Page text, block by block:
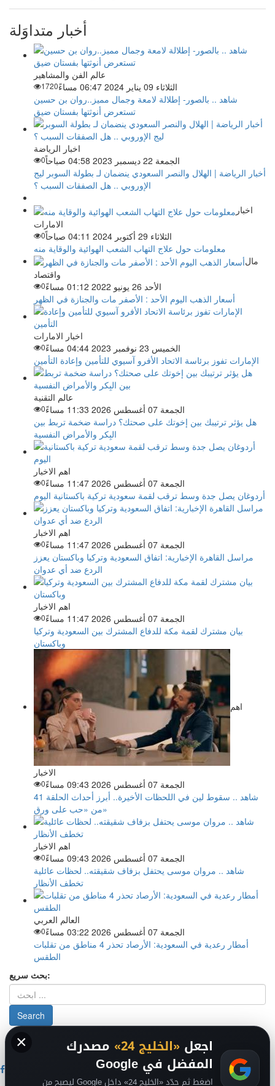
أخبار متداوَلة
عالم الفن والمشاهير
الثلاثاء 09 يناير 2024 06:47 مساءً
1720
شاهد .. بالصور- إطلالة لامعة وجمال مميز..روان بن حسين
تستعرض أنوثتها بفستان ضيق
اخبار الرياضة
الجمعة 22 ديسمبر 2023 04:58 صباحاً
0
أخبار الرياضة | الهلال والنصر السعودي ينضمان لـ بطولة السوبر ليج
الإوروبي .. هل الصفقات السبب ؟
اخبار
الامارات
الثلاثاء 29 أكتوبر 2024 04:11 صباحاً
0
معلومات حول علاج التهاب الشعب الهوائية والوقاية منه
مال
واقتصاد
الأحد 26 يونيو 2022 01:12 مساءً
0
أسعار الذهب اليوم الأحد : الأصفر مات والجنازة في الظهر
اخبار الامارات
الخميس 23 نوفمبر 2023 04:44 مساءً
0
الإمارات تفوز برئاسة الاتحاد الأفرو آسيوي للتأمين وإعادة التأمين
عالم التقنية
الجمعة 07 أغسطس 2026 11:33 مساءً
0
هل يؤثر ترتيبك بين إخوتك على صحتك؟ دراسة ضخمة تربط بين
البِكر والأمراض النفسية
اهم الاخبار
الجمعة 07 أغسطس 2026 11:47 مساءً
0
أردوغان يصل جدة وسط ترقب لقمة سعودية تركية باكستانية اليوم
اهم الاخبار
الجمعة 07 أغسطس 2026 11:47 مساءً
0
مراسل القاهرة الإخبارية: اتفاق السعودية وتركيا وباكستان يعزز
الردع ضد أي عدوان
اهم الاخبار
الجمعة 07 أغسطس 2026 11:47 مساءً
0
بيان مشترك لقمة مكة للدفاع المشترك بين السعودية وتركيا
وباكستان
اهم
الاخبار
الجمعة 07 أغسطس 2026 09:43 مساءً
0
شاهد .. سقوط لين في اللحظات الأخيرة.. أبرز أحداث الحلقة 41
من «حب على ورق»
اهم الاخبار
الجمعة 07 أغسطس 2026 09:43 مساءً
0
شاهد .. مروان موسى يحتفل بزفاف شقيقته.. لحظات عائلية
تخطف الأنظار
العالم العربي
الجمعة 07 أغسطس 2026 03:22 مساءً
0
أمطار رعدية في السعودية: الأرصاد تحذر 4 مناطق من تقلبات
الطقس
بحث سريع:
من نحن
اخبار الخليج
× اجعل «الخليج 24» مصدرك
المفضل في Google
اضغط ثم حدّد «الخليج 24» داخل Google ليصبح من